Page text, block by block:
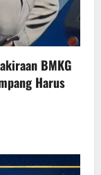
BMKG
Harus